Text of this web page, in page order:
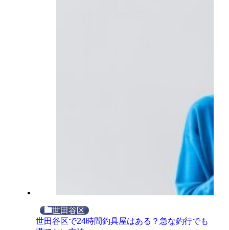
世田谷区
世田谷区で24時間釣具屋はある？急な釣行でも